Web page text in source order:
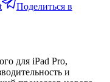
Поделиться в
для iPad Pro,
и